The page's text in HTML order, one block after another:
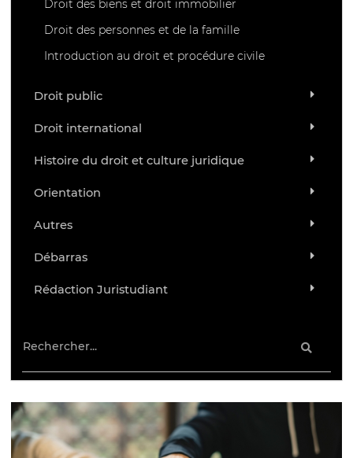
Droit des biens et droit immobilier
Droit des personnes et de la famille
Introduction au droit et procédure civile
Droit public
Droit international
Histoire du droit et culture juridique
Orientation
Autres
Débarras
Rédaction Juristudiant